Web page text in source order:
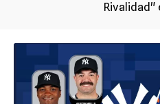
Rivalidad"